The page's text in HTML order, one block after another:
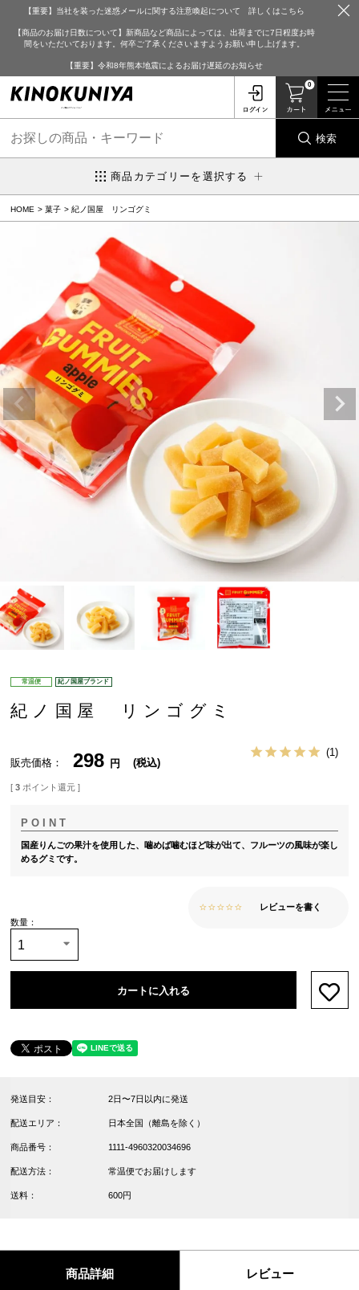
【重要】当社を装った迷惑メールに関する注意喚起について 詳しくはこちら
【商品のお届け日数について】新商品など商品によっては、出荷までに7日程度お時
間をいただいております。何卒ご了承くださいますようお願い申し上げます。
【重要】令和8年熊本地震によるお届け遅延のお知らせ
0
検索
商品カテゴリーを選択する
HOME 菓子 紀ノ国屋 リンゴグミ
常温便 紀ノ国屋ブランド
紀ノ国屋 リンゴグミ
販売価格 298 税込
1
[ 3 ポイント還元 ]
国産りんごの果汁を使用した、噛めば噛むほど味が出て、フルーツの風味が楽し
めるグミです。
レビューを書く
カートに入れる
発送目安： 2日〜7日以内に発送
配送エリア： 日本全国（離島を除く）
商品番号： 1111-4960320034696
配送方法： 常温便でお届けします
送料： 600円
商品詳細 レビュー